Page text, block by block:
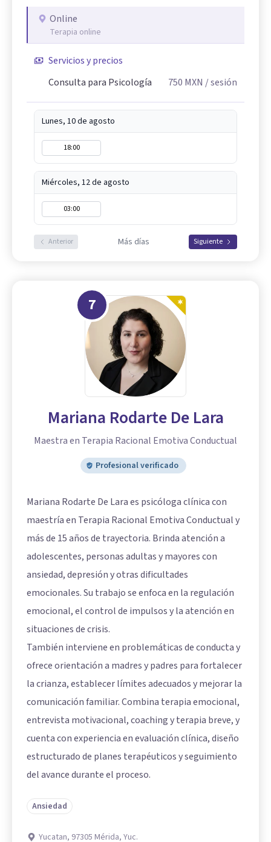
Online
Terapia online
Servicios y precios
Consulta para Psicología
750 MXN / sesión
Lunes, 10 de agosto
18:00
Miércoles, 12 de agosto
03:00
Anterior Más días Siguiente
7
Mariana Rodarte De Lara
Maestra en Terapia Racional Emotiva Conductual
Profesional verificado
Mariana Rodarte De Lara es psicóloga clínica con
maestría en Terapia Racional Emotiva Conductual y
más de 15 años de trayectoria. Brinda atención a
adolescentes, personas adultas y mayores con
ansiedad, depresión y otras dificultades
emocionales. Su trabajo se enfoca en la regulación
emocional, el control de impulsos y la atención en
situaciones de crisis.
También interviene en problemáticas de conducta y
ofrece orientación a madres y padres para fortalecer
la crianza, establecer límites adecuados y mejorar la
comunicación familiar. Combina terapia emocional,
entrevista motivacional, coaching y terapia breve, y
cuenta con experiencia en evaluación clínica, diseño
estructurado de planes terapéuticos y seguimiento
del avance durante el proceso.
Ansiedad
Yucatan, 97305 Mérida, Yuc.